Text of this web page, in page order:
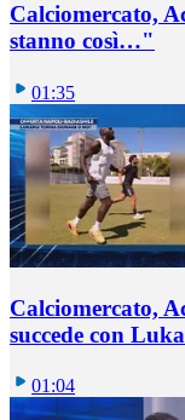
Calciomercato,
stanno così…"
01:35
Calciomercato,
succede con
01:04